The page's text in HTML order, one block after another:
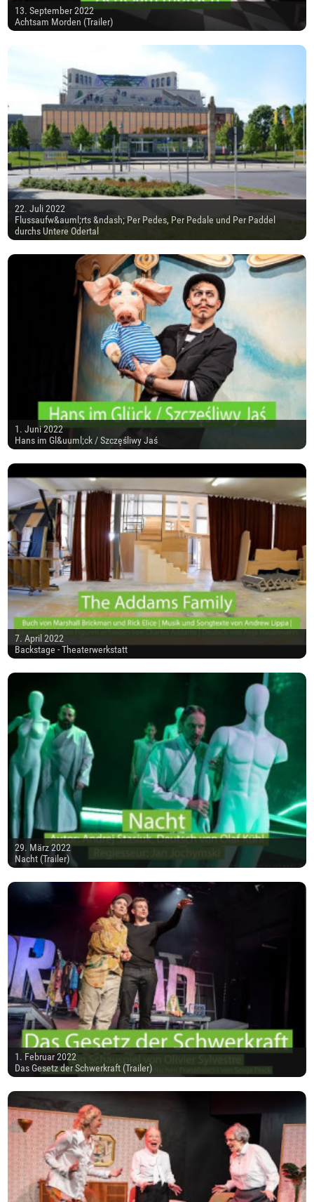
13. September 2022
Achtsam Morden (Trailer)
22. Juli 2022
Flussaufw&auml;rts &ndash; Per Pedes, Per Pedale und Per Paddel
durchs Untere Odertal
1. Juni 2022
Hans im Gl&uuml;ck / Szczęśliwy Jaś
7. April 2022
Backstage - Theaterwerkstatt
29. März 2022
Nacht (Trailer)
1. Februar 2022
Das Gesetz der Schwerkraft (Trailer)